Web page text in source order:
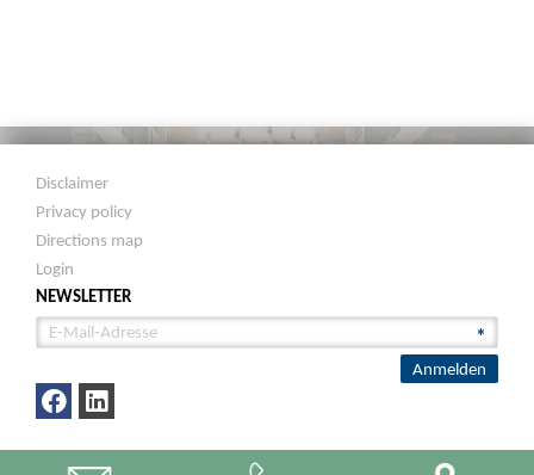
Disclaimer
Privacy policy
Directions map
Login
NEWSLETTER